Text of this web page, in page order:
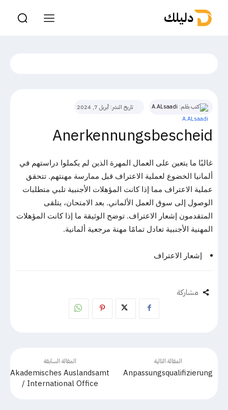
دليلك
كتب بقلم: A.ALsaadi تاريخ النشر: أبريل 7, 2024
Anerkennungsbescheid
غالبًا ما يتعين على العمال المهرة الذين لم يكملوا دراستهم في
ألمانيا الخضوع لعملية الاعتراف قبل ممارسة مهنتهم. تتحقق
عملية الاعتراف مما إذا كانت المؤهلات الأجنبية تلبي متطلبات
الوصول إلى سوق العمل الألماني. بعد الامتحان، يتلقى
المتقدمون إشعار الاعتراف. توضح الوثيقة ما إذا كانت المؤهلات
المهنية الأجنبية تعادل تمامًا مهنة مرجعية ألمانية.
إشعار الاعتراف
مشاركة
المقالة السابقة
Akademisches Auslandsamt
/ International Office
المقالة التالية
Anpassungsqualifizierung